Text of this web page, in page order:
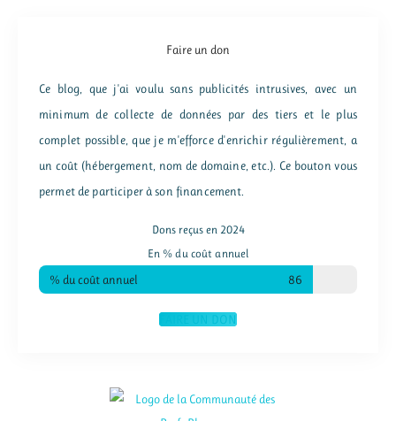
Faire un don
Ce blog, que j'ai voulu sans publicités intrusives, avec un
minimum de collecte de données par des tiers et le plus
complet possible, que je m'efforce d'enrichir régulièrement, a
un coût (hébergement, nom de domaine, etc.). Ce bouton vous
permet de participer à son financement.
Dons reçus en 2024
En % du coût annuel
% du coût annuel 86
FAIRE UN DON